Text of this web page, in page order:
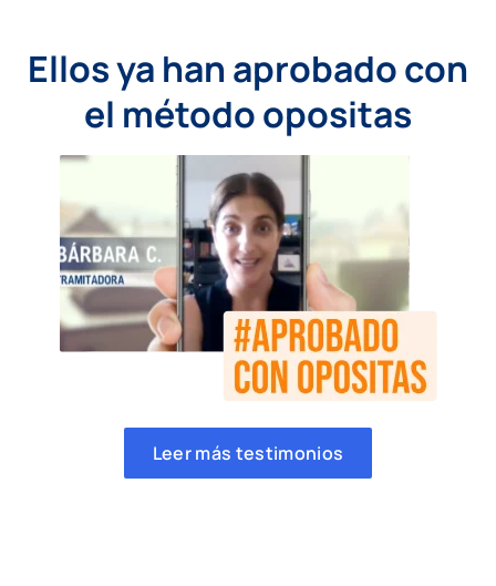
Ellos ya han aprobado con
el método opositas
Leer más testimonios